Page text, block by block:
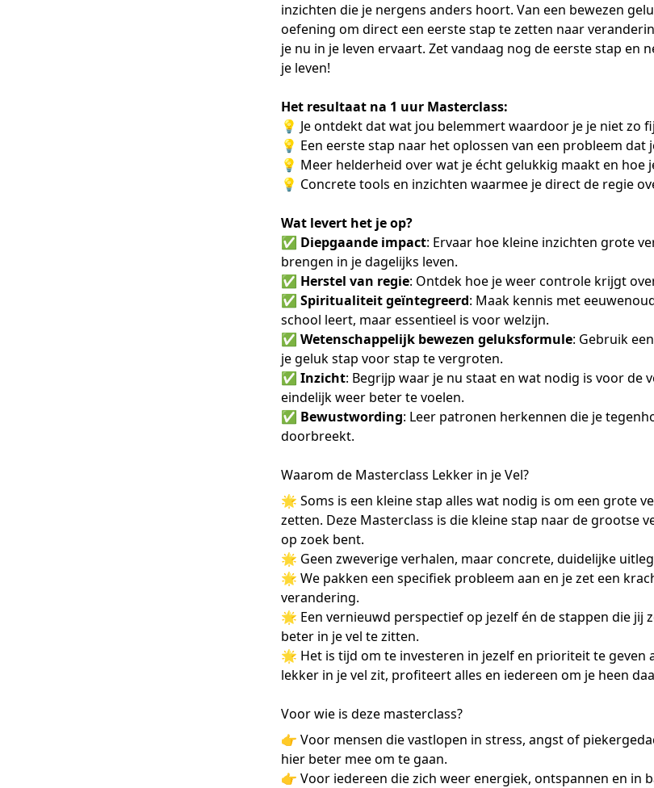
inzichten die je nergens anders hoort. Van een bewezen
oefening om direct een eerste stap te zetten naar
je nu in je leven ervaart. Zet vandaag nog de eerste stap en
je leven!
Het resultaat na 1 uur Masterclass:
💡 Je ontdekt dat wat jou belemmert waardoor je je niet zo
💡 Een eerste stap naar het oplossen van een probleem dat
💡 Meer helderheid over wat je écht gelukkig maakt en hoe
💡 Concrete tools en inzichten waarmee je direct de regie
Wat levert het je op?
✅ Diepgaande impact: Ervaar hoe kleine inzichten grote
brengen in je dagelijks leven.
✅ Herstel van regie: Ontdek hoe je weer controle krijgt
✅ Spiritualiteit geïntegreerd: Maak kennis met
school leert, maar essentieel is voor welzijn.
✅ Wetenschappelijk bewezen geluksformule: Gebruik
je geluk stap voor stap te vergroten.
✅ Inzicht: Begrijp waar je nu staat en wat nodig is voor de
eindelijk weer beter te voelen.
✅ Bewustwording: Leer patronen herkennen die je
doorbreekt.
Waarom de Masterclass Lekker in je Vel?
🌟 Soms is een kleine stap alles wat nodig is om een grote
zetten. Deze Masterclass is die kleine stap naar de grootse
op zoek bent.
🌟 Geen zweverige verhalen, maar concrete, duidelijke
🌟 We pakken een specifiek probleem aan en je zet een
verandering.
🌟 Een vernieuwd perspectief op jezelf én de stappen die jij
beter in je vel te zitten.
🌟 Het is tijd om te investeren in jezelf en prioriteit te geven
lekker in je vel zit, profiteert alles en iedereen om je heen
Voor wie is deze masterclass?
👉 Voor mensen die vastlopen in stress, angst of
hier beter mee om te gaan.
👉 Voor iedereen die zich weer energiek, ontspannen en in